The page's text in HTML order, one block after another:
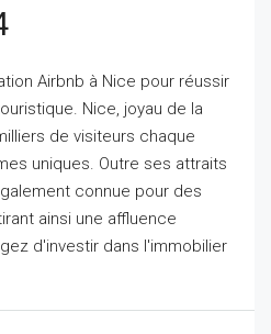
Airbnb à Nice pour réussir
Nice, joyau de la
de visiteurs chaque
uniques. Outre ses attraits
connue pour des
ainsi une affluence
d'investir dans l'immobilier